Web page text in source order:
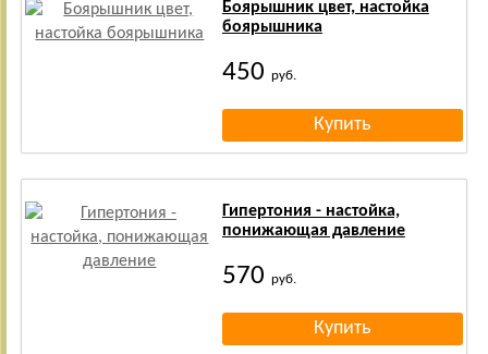
Боярышник цвет, настойка
боярышника
450 руб.
Гипертония - настойка,
понижающая давление
570 руб.